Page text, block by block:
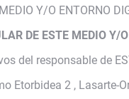
Y/O ENTORNO
DE ESTE MEDIO Y/
del responsable de
Etorbidea 2 , Lasarte-